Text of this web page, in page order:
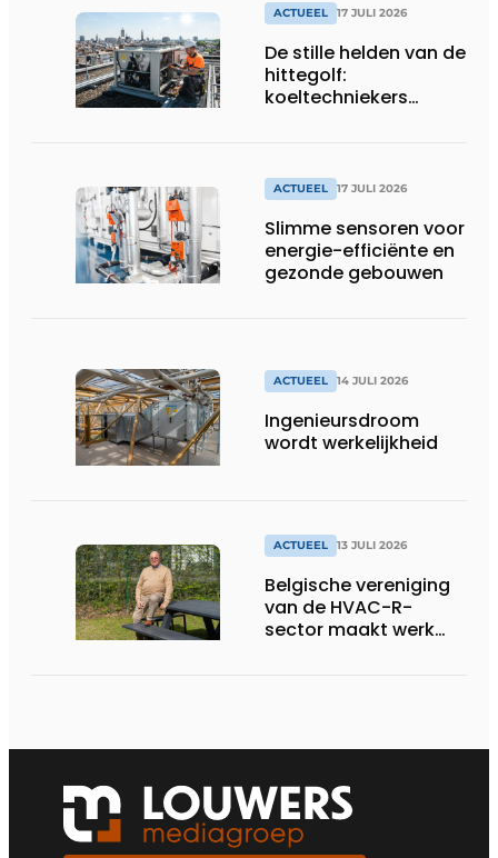
ACTUEEL 17 JULI 2026
De stille helden van de
hittegolf:
koeltechniekers
productiebedrijven
draaiende
ACTUEEL 17 JULI 2026
Slimme sensoren voor
energie-efficiënte en
gezonde gebouwen
ACTUEEL 14 JULI 2026
Ingenieursdroom
wordt werkelijkheid
ACTUEEL 13 JULI 2026
Belgische vereniging
van de HVAC-R-
sector maakt werk